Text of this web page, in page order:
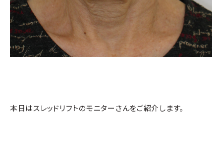
本日はスレッドリフトのモニターさんをご紹介します。